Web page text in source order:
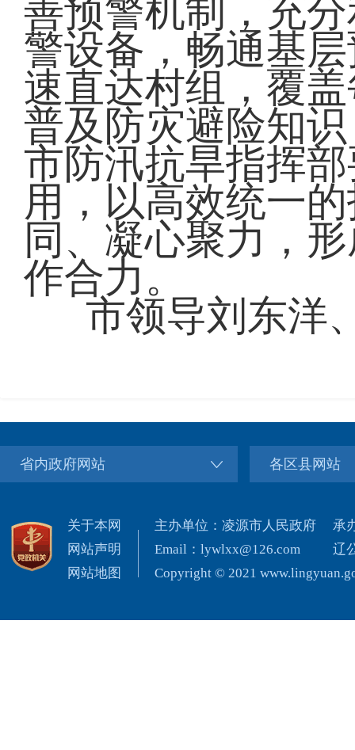
善预警机制，充
警设备，畅通基
速直达村组，覆
普及防灾避险知
市防汛抗旱指挥
用，以高效统一
同、凝心聚力，
作合力。
市领导刘东洋
省内政府网站 各区县网站
关于本网
网站声明
网站地图
主办单位：凌源市人民政府
Email：lywlxx@126.com
Copyright © 2021
承
辽